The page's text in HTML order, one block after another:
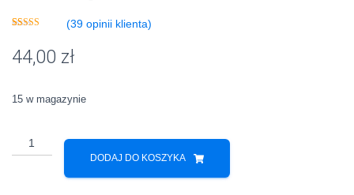
podstawie
ocen
(39opinii klienta)
44,00 zł
15 w magazynie
ilość
Akumulator
DODAJ DO KOSZYKA